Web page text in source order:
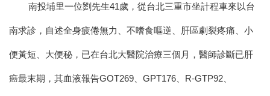
南投埔里一位劉先生41歲，從台北三重市坐計程車來以台
南求診，自述全身疲倦無力、不嗜食嘔逆、肝區劇裂疼痛、小
便黃短、大便秘，已在台北大醫院治療三個月，醫師診斷已肝
癌最末期，其血液報告GOT269、GPT176、R-GTP92、